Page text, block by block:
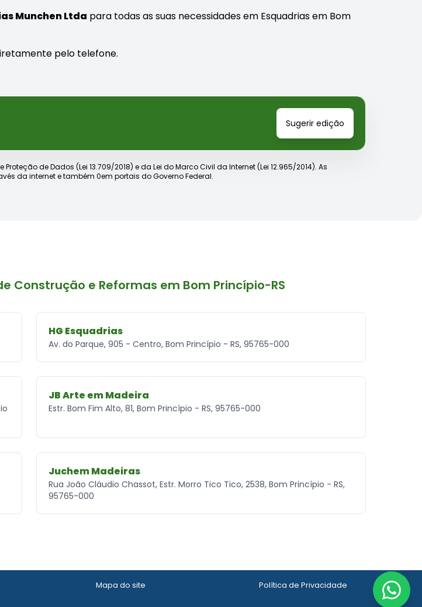
Munchen Ltda para todas as suas necessidades em Esquadrias em Bom
pelo telefone.
Sugerir edição
de Dados (Lei 13.709/2018) e da Lei do Marco Civil da Internet (Lei 12.965/2014). As
da internet e também 0em portais do Governo Federal.
Construção e Reformas em Bom Princípio-RS
HG Esquadrias
Av. do Parque, 905 - Centro, Bom Princípio - RS, 95765-000
JB Arte em Madeira
Estr. Bom Fim Alto, 81, Bom Princípio - RS, 95765-000
Juchem Madeiras
Rua João Cláudio Chassot, Estr. Morro Tico Tico, 2538, Bom Princípio - RS,
95765-000
Mapa do site Política de Privacidade